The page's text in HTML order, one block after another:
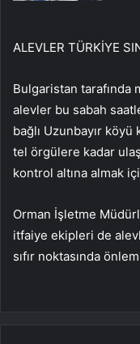
ALEVLER TÜRKİYE
Bulgaristan tarafında
alevler bu sabah
bağlı Uzunbayır köyü
tel örgülere kadar
kontrol altına almak
Orman İşletme
itfaiye ekipleri de
sıfır noktasında önlem